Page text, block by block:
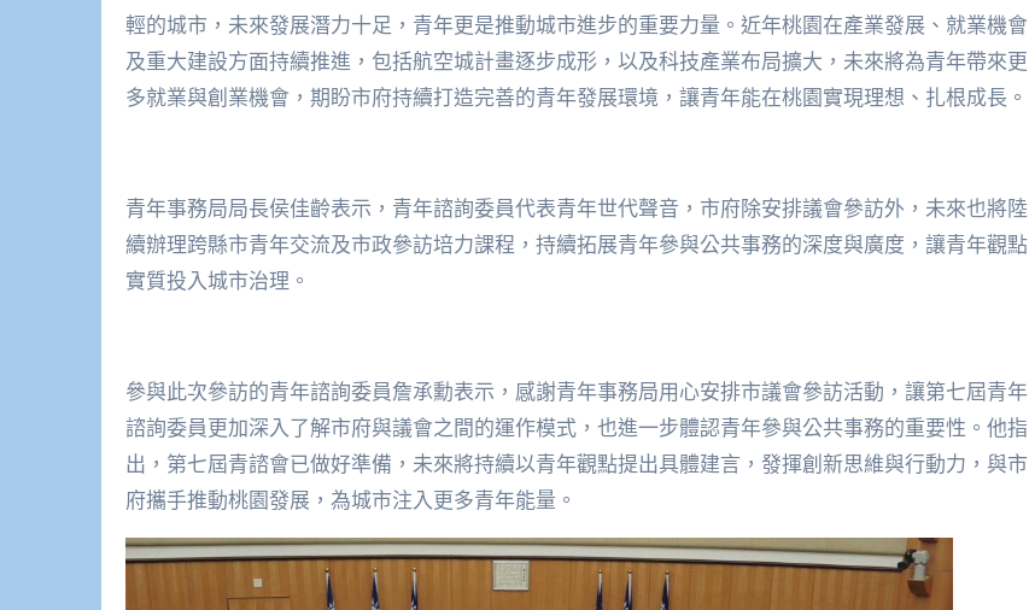
輕的城市，未來發展潛力十足，青年更是推動城市進步的重要力量。近年桃園在產業發展、就業機會
及重大建設方面持續推進，包括航空城計畫逐步成形，以及科技產業布局擴大，未來將為青年帶來更
多就業與創業機會，期盼市府持續打造完善的青年發展環境，讓青年能在桃園實現理想、扎根成長。
青年事務局局長侯佳齡表示，青年諮詢委員代表青年世代聲音，市府除安排議會參訪外，未來也將陸
續辦理跨縣市青年交流及市政參訪培力課程，持續拓展青年參與公共事務的深度與廣度，讓青年觀點
實質投入城市治理。
參與此次參訪的青年諮詢委員詹承勳表示，感謝青年事務局用心安排市議會參訪活動，讓第七屆青年
諮詢委員更加深入了解市府與議會之間的運作模式，也進一步體認青年參與公共事務的重要性。他指
出，第七屆青諮會已做好準備，未來將持續以青年觀點提出具體建言，發揮創新思維與行動力，與市
府攜手推動桃園發展，為城市注入更多青年能量。